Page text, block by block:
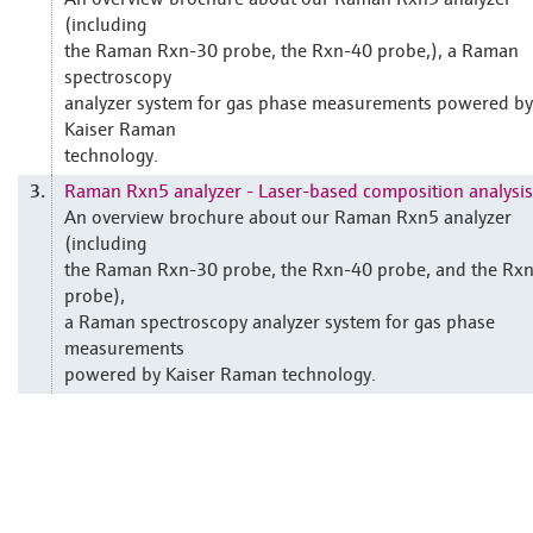
(including
the Raman Rxn-30 probe, the Rxn-40 probe,), a Raman
spectroscopy
analyzer system for gas phase measurements powered by
Kaiser Raman
technology.
3.
Raman Rxn5 analyzer - Laser-based composition analysis
An overview brochure about our Raman Rxn5 analyzer
(including
the Raman Rxn-30 probe, the Rxn-40 probe, and the
probe),
a Raman spectroscopy analyzer system for gas phase
measurements
powered by Kaiser Raman technology.